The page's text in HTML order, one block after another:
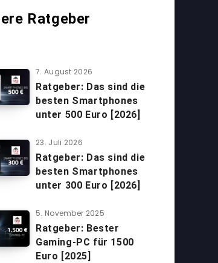
Ratgeber
7. August 2026
Ratgeber: Das sind die
besten Smartphones
unter 500 Euro [2026]
23. Juli 2026
Ratgeber: Das sind die
besten Smartphones
unter 300 Euro [2026]
5. November 2025
Ratgeber: Bester
Gaming-PC für 1500
Euro [2025]